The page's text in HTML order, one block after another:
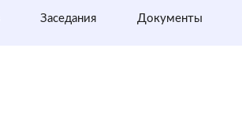
Заседания Документы